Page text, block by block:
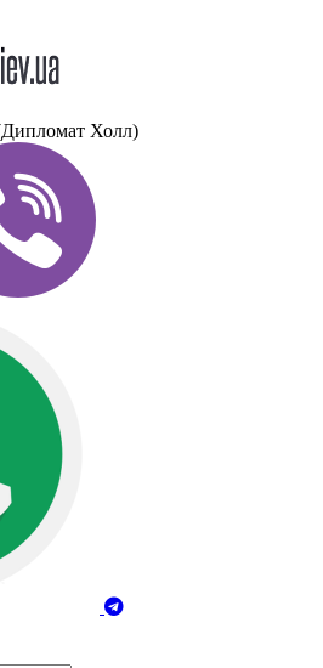
Холл)